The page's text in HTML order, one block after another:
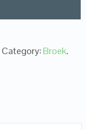
Category:Broek.